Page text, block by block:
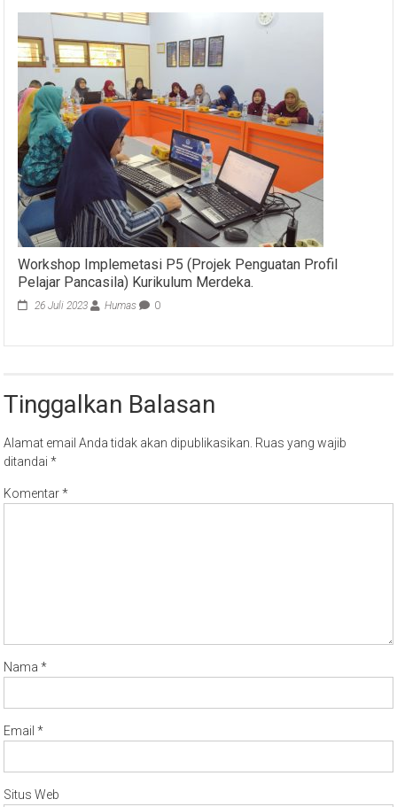
Workshop Implemetasi P5 (Projek Penguatan Profil
Pelajar Pancasila) Kurikulum Merdeka.
26 Juli 2023 Humas 0
Tinggalkan Balasan
Alamat email Anda tidak akan dipublikasikan. Ruas yang wajib
ditandai*
Komentar*
Nama*
Email*
Situs Web